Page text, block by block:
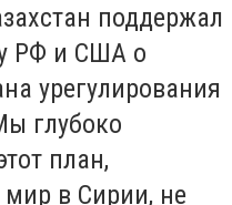
поддержал
РФ и США о
урегулирования
глубоко
план,
в Сирии, не